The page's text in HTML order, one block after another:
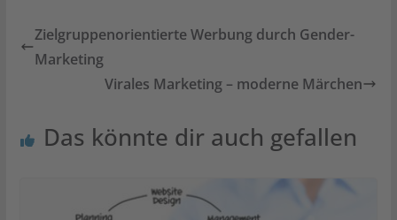
Zielgruppenorientierte Werbung durch Gender-
Marketing
Virales Marketing – moderne Märchen
Das könnte dir auch gefallen